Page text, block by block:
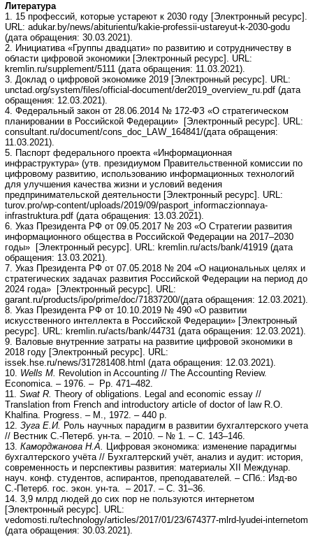
Литература
1. 15 профессий, которые устареют к 2030 году [Электронный ресурс].
URL: adukar.by/news/abiturientu/kakie-professii-ustareyut-k-2030-godu
(дата обращения: 30.03.2021).
2. Инициатива «Группы двадцати» по развитию и сотрудничеству в
области цифровой экономики [Электронный ресурс]. URL:
kremlin.ru/supplement/5111 (дата обращения: 11.03.2021).
3. Доклад о цифровой экономике 2019 [Электронный ресурс]. URL:
unctad.org/system/files/official-document/der2019_overview_ru.pdf (дата
обращения: 12.03.2021).
4. Федеральный закон от 28.06.2014 № 172-ФЗ «О стратегическом
планировании в Российской Федерации» [Электронный ресурс]. URL:
consultant.ru/document/cons_doc_LAW_164841/(дата обращения:
11.03.2021).
5. Паспорт федерального проекта «Информационная
инфраструктура» (утв. президиумом Правительственной комиссии по
цифровому развитию, использованию информационных технологий
для улучшения качества жизни и условий ведения
предпринимательской деятельности [Электронный ресурс]. URL:
turov.pro/wp-content/uploads/2019/09/pasport_informaczionnaya-
infrastruktura.pdf (дата обращения: 13.03.2021).
6. Указ Президента РФ от 09.05.2017 № 203 «О Стратегии развития
информационного общества в Российской Федерации на 2017–2030
годы» [Электронный ресурс]. URL: kremlin.ru/acts/bank/41919 (дата
обращения: 13.03.2021).
7. Указ Президента РФ от 07.05.2018 № 204 «О национальных целях и
стратегических задачах развития Российской Федерации на период до
2024 года» [Электронный ресурс]. URL:
garant.ru/products/ipo/prime/doc/71837200/(дата обращения: 12.03.2021).
8. Указ Президента РФ от 10.10.2019 № 490 «О развитии
искусственного интеллекта в Российской Федерации» [Электронный
ресурс]. URL: kremlin.ru/acts/bank/44731 (дата обращения: 12.03.2021).
9. Валовые внутренние затраты на развитие цифровой экономики в
2018 году [Электронный ресурс]. URL:
issek.hse.ru/news/317281408.html (дата обращения: 12.03.2021).
10. Wells M. Revolution in Accounting // The Accounting Review.
Economica. – 1976. – Рp. 471–482.
11. Swat R. Theory of obligations. Legal and economic essay //
Translation from French and introductory article of doctor of law R.O.
Khalfina. Progress. – M., 1972. – 440 p.
12. Зуга Е.И. Роль научных парадигм в развитии бухгалтерского учета
// Вестник С.-Петерб. ун-та. – 2010. – № 1. – С. 143–146.
13. Каморджанова Н.А. Цифровая экономика: изменение парадигмы
бухгалтерского учёта // Бухгалтерский учёт, анализ и аудит: история,
современность и перспективы развития: материалы XII Междунар.
науч. конф. студентов, аспирантов, преподавателей. – СПб.: Изд-во
С.-Петерб. гос. экон. ун-та. – 2017. – С. 31–36.
14. 3,9 млрд людей до сих пор не пользуются интернетом
[Электронный ресурс]. URL:
vedomosti.ru/technology/articles/2017/01/23/674377-mlrd-lyudei-internetom
(дата обращения: 30.03.2021).